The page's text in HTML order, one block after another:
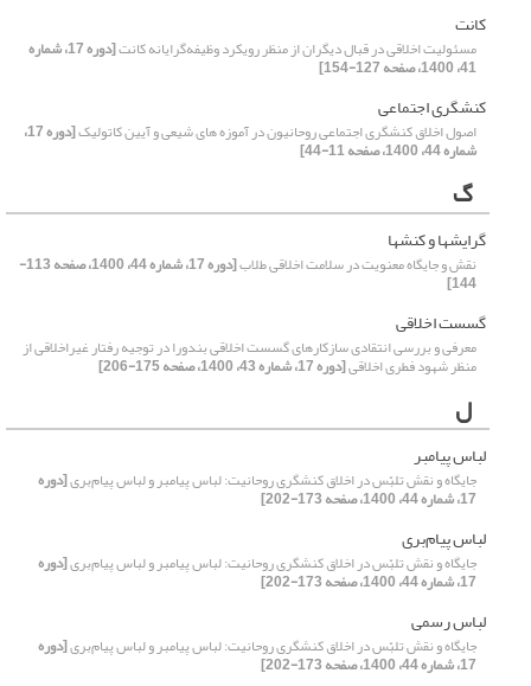
کانت
مسئولیت اخلاقی در قبال دیگران از منظر رویکرد وظیفه‌گرایانه کانت [دوره 17، شماره
41، 1400، صفحه 127-154]
کنشگری اجتماعی
اصول اخلاق کنشگری اجتماعی روحانیون در آموزه های شیعی و آیین کاتولیک [دوره 17،
شماره 44، 1400، صفحه 11-44]
گ
گرایش‏ها و کنش‏ها
نقش و جایگاه معنویت در سلامت اخلاقی طلاب [دوره 17، شماره 44، 1400، صفحه 113-
144]
گسست اخلاقی
معرفی و بررسی انتقادی سازکار‌های گسست اخلاقی بندورا در توجیه رفتار غیراخلاقی از
منظر شهود فطری اخلاقی[دوره 17، شماره 43، 1400، صفحه 175-206]
ل
لباس پیامبر
جایگاه و نقش تلبّس در اخلاق کنشگری روحانیت: لباس پیامبر و لباس پیام‌بری[دوره
17، شماره 44، 1400، صفحه 173-202]
لباس پیام‌بری
جایگاه و نقش تلبّس در اخلاق کنشگری روحانیت: لباس پیامبر و لباس پیام‌بری[دوره
17، شماره 44، 1400، صفحه 173-202]
لباس رسمی
جایگاه و نقش تلبّس در اخلاق کنشگری روحانیت: لباس پیامبر و لباس پیام‌بری[دوره
17، شماره 44، 1400، صفحه 173-202]